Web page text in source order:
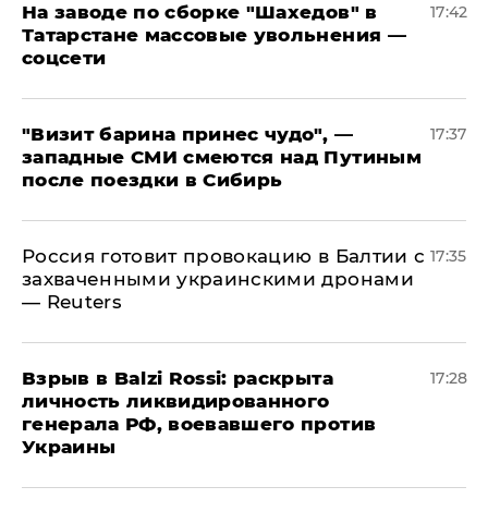
На заводе по сборке "Шахедов" в
Татарстане массовые увольнения —
соцсети
17:42
"Визит барина принес чудо", —
западные СМИ смеются над Путиным
после поездки в Сибирь
17:37
​Россия готовит провокацию в Балтии с
захваченными украинскими дронами
— Reuters
17:35
​Взрыв в Balzi Rossi: раскрыта
личность ликвидированного
генерала РФ, воевавшего против
Украины
17:28